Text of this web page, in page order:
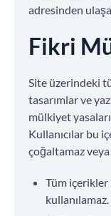
adresinden
Fikri
Site üzerindeki
tasarımlar ve
mülkiyet
Kullanıcılar bu
çoğaltamaz veya
Tüm
kullanılamaz.